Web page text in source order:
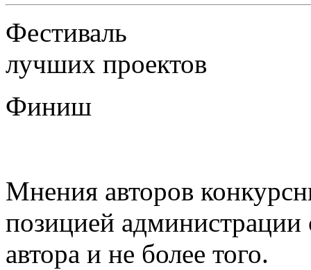
Фестиваль
лучших проектов
Финиш
Мнения авторов
позицией
автора и не более того.